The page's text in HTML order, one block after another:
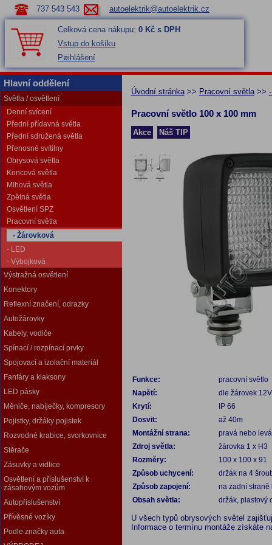
737 543 543 autoelektrik@autoelektrik.cz
Celková cena nákupu: 0 Kč s DPH
Vstup do košíku
Pøihlášení
Hlavní oddělení
Světla / osvětlení
Denní svícení
Přední přídavná světla
Přední sdružená světla
Přenosné svítilny
Obrysová světla
Koncová světla
Mlhová světla
Zpětná světla
Osvětlení SPZ
Pracovní světla
- Žárovková
- LED
- Výbojková
Výstražná osvětlení
Konektory
Reflexní značení, odrazky
Autožárovky
Kabely, vodiče
Spínací / rozpínací prvky
Spojovací a izolační materiál
Fanfáry a klaksony
LED pásky
Měniče, nabíječky, kompresory
Pojistky, držáky pojistek
Rozvodné krabice, svorkovnice
Stěrače
Zásuvky a vidlice
Osvětlení a příslušenství k
zásahovým vozům
Autopříslušenství
Přívěsné vozíky
Podle značky auta
Úvodní stránka>> Pracovní světla>>
Pracovní světlo 100 x 100 mm
Akce Náš TIP
Funkce:
pracovní světlo
Napětí:
dle žárovek
Krytí:
IP 66
Dosvit:
až 40m
Montážní strana:
pravá nebo levá
Zdroj světla:
žárovka 1 x H3
Rozměry:
100 x 100 x 91
Způsob uchycení:
držák na 4
Způsob zapojení:
na zadní straně
Obsah světla:
držák, plastový
U všech typů obrysových světel
Informace o termínu montáže získáte